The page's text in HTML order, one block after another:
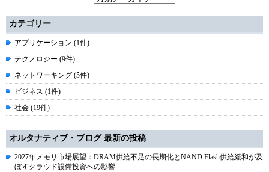
カテゴリー
アプリケーション (1件)
テクノロジー (9件)
ネットワーキング (5件)
ビジネス (1件)
社会 (19件)
オルタナティブ・ブログ 最新の投稿
2027年メモリ市場展望：DRAM供給不足の長期化とNAND Flash供給緩和が及
ぼすクラウド設備投資への影響